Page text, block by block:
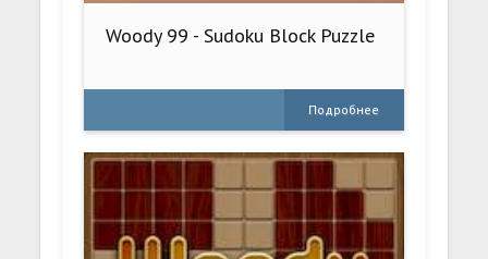
Woody 99 - Sudoku Block Puzzle
Подробнее